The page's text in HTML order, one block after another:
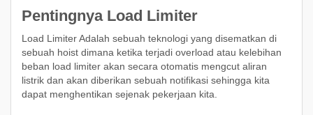
Pentingnya Load Limiter
Load Limiter Adalah sebuah teknologi yang disematkan di
sebuah hoist dimana ketika terjadi overload atau kelebihan
beban load limiter akan secara otomatis mengcut aliran
listrik dan akan diberikan sebuah notifikasi sehingga kita
dapat menghentikan sejenak pekerjaan kita.